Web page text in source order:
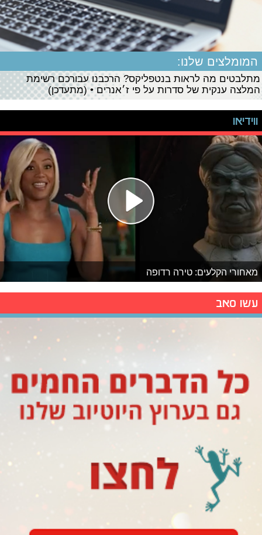
המומלצים שלנו:
מתלבטים מה לראות בנטפליקס? הרכבנו עבורכם רשימת
המלצה ענקית של סדרות על פי ז׳אנרים • (מתעדכן)
ווידיאו
מאחורי הקלעים: טירה רדופה
עשו סאב